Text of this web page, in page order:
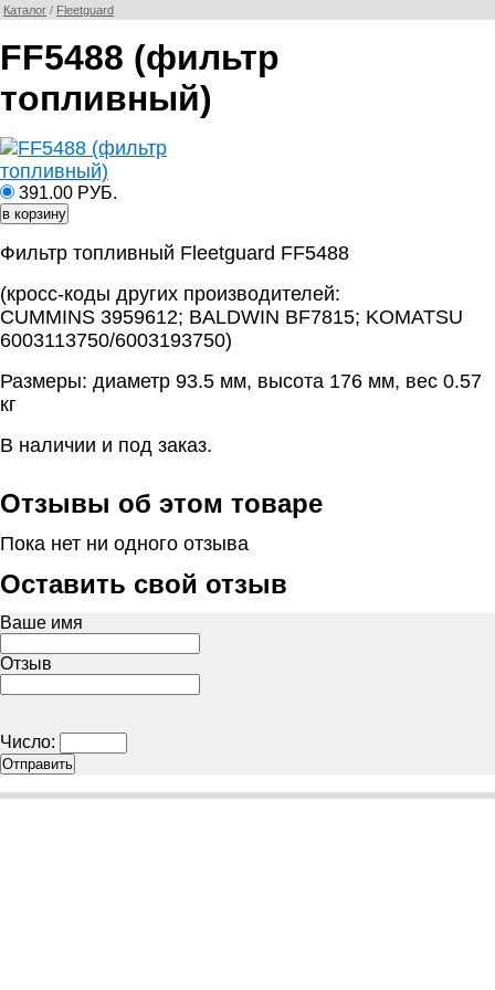
Каталог / Fleetguard
FF5488 (фильтр
топливный)
391.00 РУБ.
Фильтр топливный Fleetguard FF5488
(кросс-коды других производителей:
CUMMINS 3959612; BALDWIN BF7815; KOMATSU
6003113750/6003193750)
Размеры: диаметр 93.5 мм, высота 176 мм, вес 0.57
кг
В наличии и под заказ.
Отзывы об этом товаре
Пока нет ни одного отзыва
Оставить свой отзыв
Ваше имя
Отзыв
Число: